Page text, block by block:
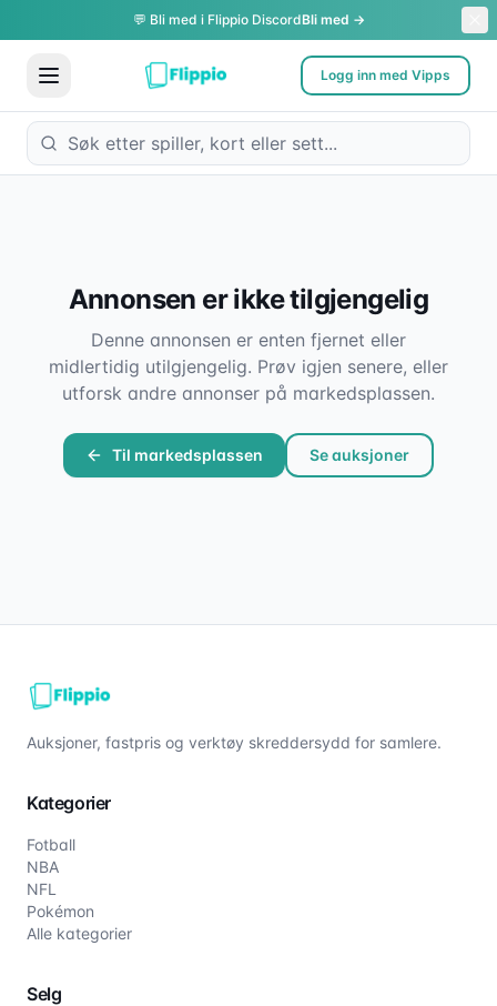
💬 Bli med i Flippio DiscordBli med →
Logg inn med Vipps
Annonsen er ikke tilgjengelig
Denne annonsen er enten fjernet eller
midlertidig utilgjengelig. Prøv igjen senere, eller
utforsk andre annonser på markedsplassen.
Til markedsplassen Se auksjoner
Auksjoner, fastpris og verktøy skreddersydd for samlere.
Kategorier
Fotball
NBA
NFL
Pokémon
Alle kategorier
Selg